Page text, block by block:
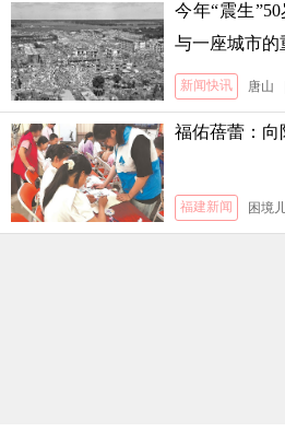
今年“震生
与一座城市的
新闻快讯 唐山
福佑蓓蕾：向
福建新闻 困境